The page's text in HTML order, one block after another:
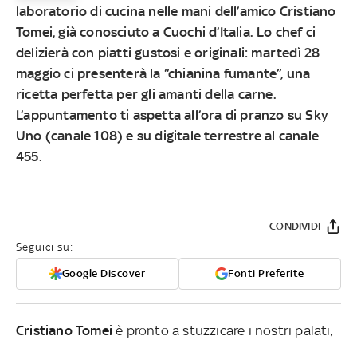
laboratorio di cucina nelle mani dell’amico Cristiano
Tomei, già conosciuto a Cuochi d’Italia. Lo chef ci
delizierà con piatti gustosi e originali: martedì 28
maggioci presenterà la “chianina fumante”, una
ricetta perfetta per gli amanti della carne.
L’appuntamento ti aspettaall’ora di pranzo su Sky
Uno (canale 108) e su digitale terrestre al canale
455.
Seguici su:
Google Discover Fonti Preferite
CONDIVIDI
Cristiano Tomeiè pronto a stuzzicare i nostri palati,